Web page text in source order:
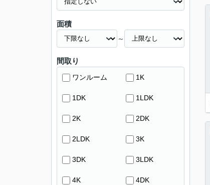
面積
～
間取り
ワンルーム 1K
1DK 1LDK
2K 2DK
2LDK 3K
3DK 3LDK
4K 4DK